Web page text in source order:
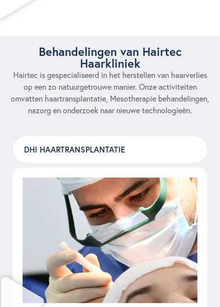
Behandelingen van Hairtec
Haarkliniek
Hairtec is gespecialiseerd in het herstellen van haarverlies
op een zo natuurgetrouwe manier. Onze activiteiten
omvatten haartransplantatie, Mesotherapie behandelingen,
nazorg en onderzoek naar nieuwe technologieën.
DHI HAARTRANSPLANTATIE